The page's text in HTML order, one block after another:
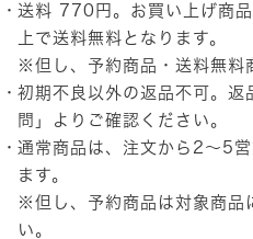
送
品】
VT
(ブ
イ
テ
ー)
ビ
タ
ラ
送料 770円。お買い上げ商
上で送料無料となります。
※但し、予約商品・送料無料
初期不良以外の返品不可。返
問」
よりご確認ください。
通常商品は、注文から2～5
ます。
※但し、予約商品は対象商品
い。